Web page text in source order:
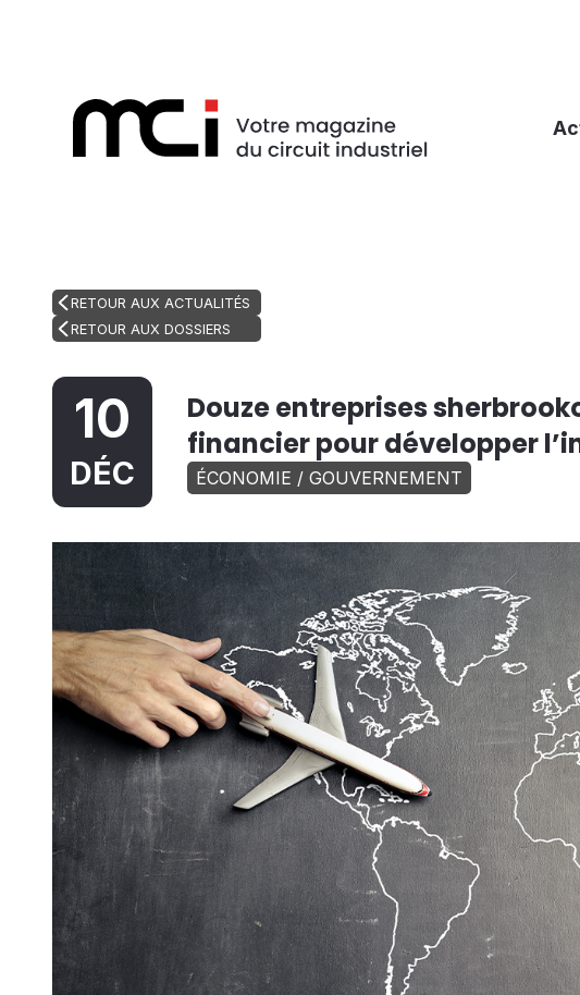
RETOUR AUX ACTUALITÉS
RETOUR AUX DOSSIERS
10
DÉC
Douze entreprises
financier pour développer
ÉCONOMIE / GOUVERNEMENT